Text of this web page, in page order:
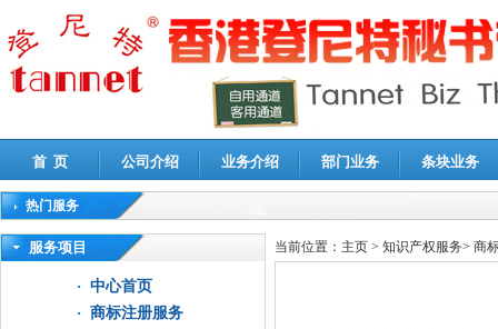
首 页 公司介绍 业务介绍 部门业务 条块业务
热门服务
高新技术企业认定审计|企业所得税汇算清缴申报鉴证
服务项目
中心首页
商标注册服务
当前位置： 主页 > 知识产权服务> 商